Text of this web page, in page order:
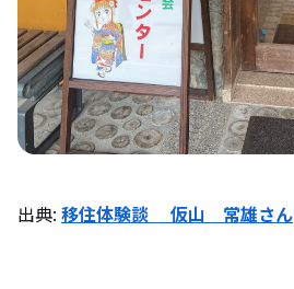
出典: 移住体験談 仮山 常雄さん